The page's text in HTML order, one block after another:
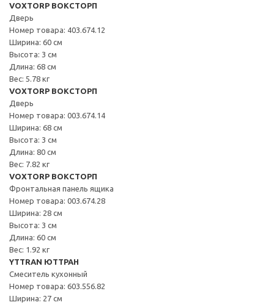
VOXTORP ВОКСТОРП
Дверь
Номер товара: 403.674.12
Ширина: 60 см
Высота: 3 см
Длина: 68 см
Вес: 5.78 кг
VOXTORP ВОКСТОРП
Дверь
Номер товара: 003.674.14
Ширина: 68 см
Высота: 3 см
Длина: 80 см
Вес: 7.82 кг
VOXTORP ВОКСТОРП
Фронтальная панель ящика
Номер товара: 003.674.28
Ширина: 28 см
Высота: 3 см
Длина: 60 см
Вес: 1.92 кг
YTTRAN ЮТТРАН
Смеситель кухонный
Номер товара: 603.556.82
Ширина: 27 см